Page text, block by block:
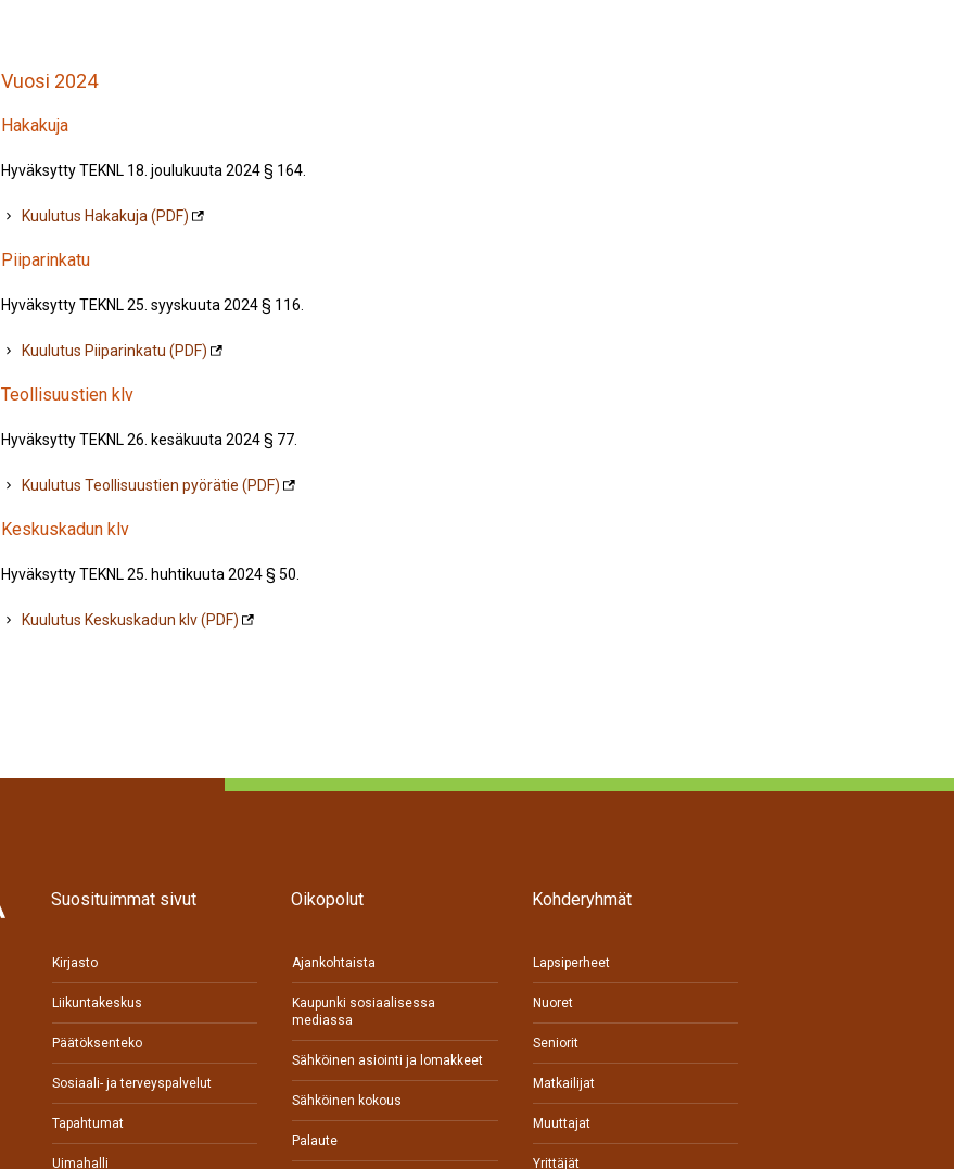
Vuosi 2024
Hakakuja
Hyväksytty TEKNL 18. joulukuuta 2024 § 164.
Kuulutus Hakakuja (PDF)
Piiparinkatu
Hyväksytty TEKNL 25. syyskuuta 2024 § 116.
Kuulutus Piiparinkatu (PDF)
Teollisuustien klv
Hyväksytty TEKNL 26. kesäkuuta 2024 § 77.
Kuulutus Teollisuustien pyörätie (PDF)
Keskuskadun klv
Hyväksytty TEKNL 25. huhtikuuta 2024 § 50.
Kuulutus Keskuskadun klv (PDF)
Suosituimmat sivut
Kirjasto
Liikuntakeskus
Päätöksenteko
Sosiaali- ja terveyspalvelut
Tapahtumat
Uimahalli
Oikopolut
Ajankohtaista
Kaupunki sosiaalisessa
mediassa
Sähköinen asiointi ja lomakkeet
Sähköinen kokous
Palaute
Kohderyhmät
Lapsiperheet
Nuoret
Seniorit
Matkailijat
Muuttajat
Yrittäjät